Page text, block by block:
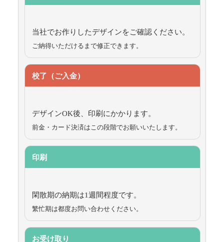
当社でお作りしたデザインをご確認ください。
ご納得いただけるまで修正できます。
校了（ご入金）
デザインOK後、印刷にかかります。
前金・カード決済はこの段階でお願いいたします。
印刷
閑散期の納期は1週間程度です。
繁忙期は都度お問い合わせください。
お受け取り